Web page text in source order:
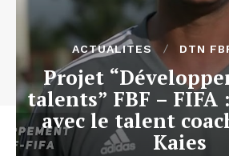
ACTUALITES DTN
Projet
talents” FBF –
avec le talent
Kaies